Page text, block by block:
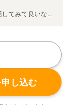
てみて良いなと
し込む